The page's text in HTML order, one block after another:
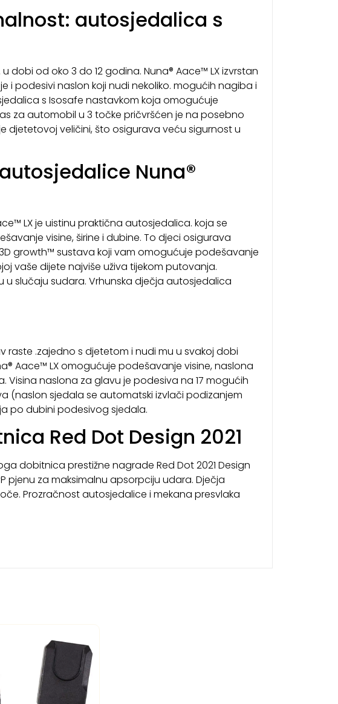
autosjedalica s
od oko 3 do 12 godina. Nuna® Aace™ LX izvrstan
i podesivi naslon koji nudi nekoliko. mogućih nagiba i
s Isosafe nastavkom koja omogućuje
za automobil u 3 točke pričvršćen je na posebno
djetetovoj veličini, što osigurava veću sigurnost u
Nuna®
LX je uistinu praktična autosjedalica. koja se
visine, širine i dubine. To djeci osigurava
growth™ sustava koji vam omogućuje podešavanje
vaše dijete najviše uživa tijekom putovanja.
u slučaju sudara. Vrhunska dječja autosjedalica
.zajedno s djetetom i nudi mu u svakoj dobi
Aace™ LX omogućuje podešavanje visine, naslona
naslona za glavu je podesiva na 17 mogućih
(naslon sjedala se automatski izvlači podizanjem
po dubini podesivog sjedala.
Red Dot Design 2021
dobitnica prestižne nagrade Red Dot 2021 Design
pjenu za maksimalnu apsorpciju udara. Dječja
Prozračnost autosjedalice i mekana presvlaka